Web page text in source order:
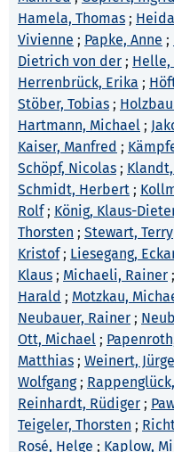
Hamela, Thomas ;
Vivienne ; Papke, Anne ;
Dietrich von der ; Helle,
Herrenbrück, Erika ;
Stöber, Tobias ;
Hartmann, Michael ;
Kaiser, Manfred ;
Schöpf, Nicolas ;
Schmidt, Herbert ;
Rolf; König, Klaus-
Thorsten ; Stewart, Terry
Kristof; Liesegang,
Klaus ; Michaeli, Rainer ;
Harald ; Motzkau,
Neubauer, Rainer ;
Ott, Michael ;
Matthias ; Weinert,
Wolfgang;
Reinhardt, Rüdiger ;
Teigeler, Thorsten ;
Rosé, Helge ; Kaplow,